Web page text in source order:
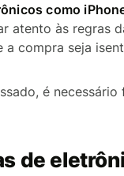
como
atento às regras
compra seja
é
de